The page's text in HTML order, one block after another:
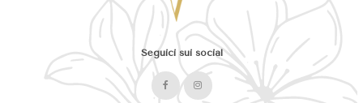
Seguici sui social